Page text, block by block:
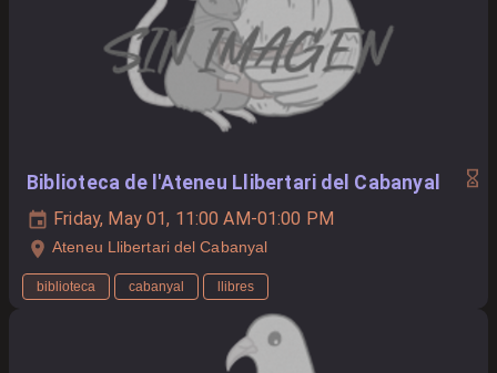
Biblioteca de l'Ateneu Llibertari del Cabanyal
Friday, May 01, 11:00 AM-01:00 PM
Ateneu Llibertari del Cabanyal
biblioteca cabanyal llibres